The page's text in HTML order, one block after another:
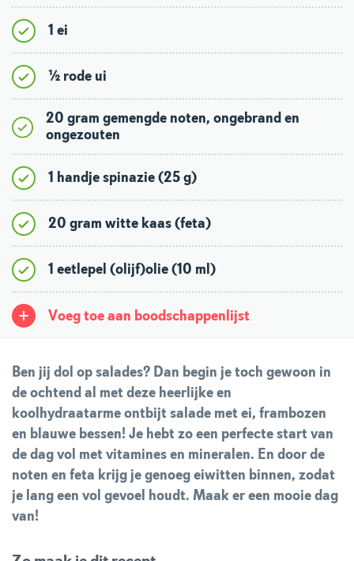
1 ei
½ rode ui
20 gram gemengde noten, ongebrand en
ongezouten
1 handje spinazie (25 g)
20 gram witte kaas (feta)
1 eetlepel (olijf)olie (10 ml)
Voeg toe aan boodschappenlijst
Ben jij dol op salades? Dan begin je toch gewoon in
de ochtend al met deze heerlijke en
koolhydraatarme ontbijt salade met ei, frambozen
en blauwe bessen! Je hebt zo een perfecte start van
de dag vol met vitamines en mineralen. En door de
noten en feta krijg je genoeg eiwitten binnen, zodat
je lang een vol gevoel houdt. Maak er een mooie dag
van!